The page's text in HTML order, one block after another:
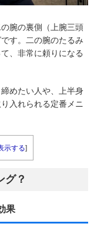
腕の裏側（上腕三頭
す。二の腕のたるみ
、非常に頼りになる
めたい人や、上半身
入れられる定番メニ
示する]
グ？
果